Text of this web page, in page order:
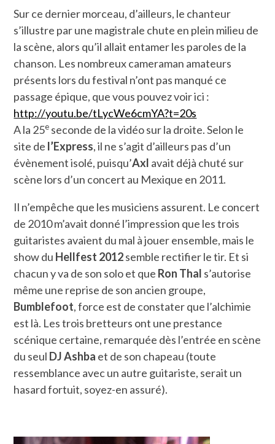
Sur ce dernier morceau, d’ailleurs, le chanteur
s’illustre par une magistrale chute en plein milieu de
la scène, alors qu’il allait entamer les paroles de la
chanson. Les nombreux cameraman amateurs
présents lors du festival n’ont pas manqué ce
passage épique, que vous pouvez voir ici :
http://youtu.be/tLycWe6cmYA?t=20s
A la 25e seconde de la vidéo sur la droite. Selon le
site de l’Express, il ne s’agit d’ailleurs pas d’un
évènement isolé, puisqu’Axl avait déjà chuté sur
scène lors d’un concert au Mexique en 2011.
Il n’empêche que les musiciens assurent. Le concert
de 2010 m’avait donné l’impression que les trois
guitaristes avaient du mal à jouer ensemble, mais le
show du Hellfest 2012semble rectifier le tir. Et si
chacun y va de son solo et que Ron Thal s’autorise
même une reprise de son ancien groupe,
Bumblefoot, force est de constater que l’alchimie
est là. Les trois bretteurs ont une prestance
scénique certaine, remarquée dès l’entrée en scène
du seul DJ Ashba et de son chapeau (toute
ressemblance avec un autre guitariste, serait un
hasard fortuit, soyez-en assuré).